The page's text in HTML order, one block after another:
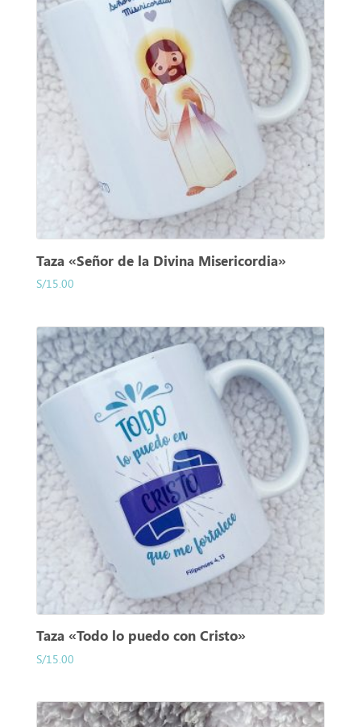
Taza «Señor de la Divina Misericordia»
S/15.00
Taza «Todo lo puedo con Cristo»
S/15.00